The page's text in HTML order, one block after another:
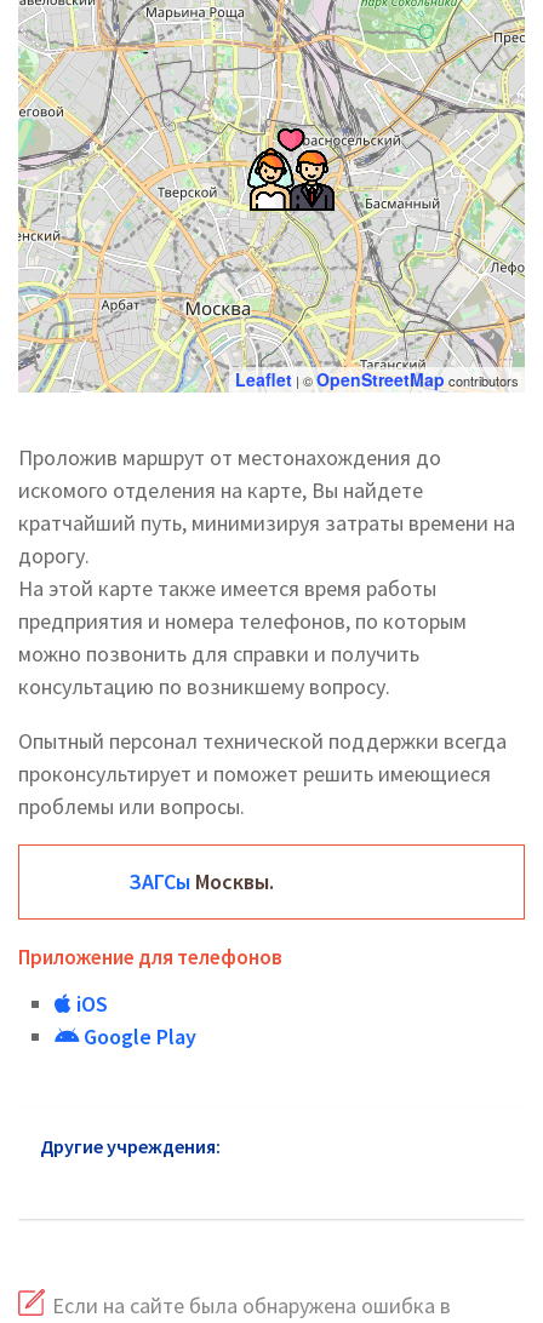
Leaflet | ©OpenStreetMapcontributors
Проложив маршрут от местонахождения до
искомого отделения на карте, Вы найдете
кратчайший путь, минимизируя затраты времени на
дорогу.
На этой карте также имеется время работы
предприятия и номера телефонов, по которым
можно позвонить для справки и получить
консультацию по возникшему вопросу.
Опытный персонал технической поддержки всегда
проконсультирует и поможет решить имеющиеся
проблемы или вопросы.
ЗАГСы Москвы.
Приложение для телефонов
iOS
Google Play
Другие учреждения:
Если на сайте была обнаружена ошибка в